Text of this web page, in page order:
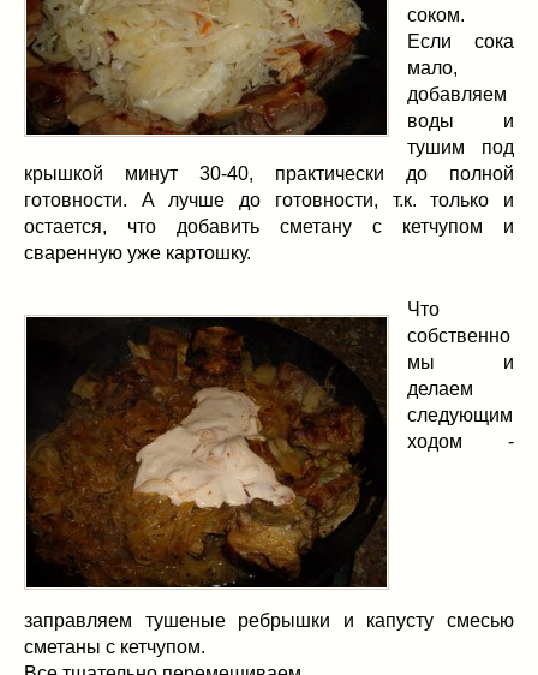
соком.
Если сока
мало,
добавляем
воды и
тушим под
крышкой минут 30-40, практически до полной
готовности. А лучше до готовности, т.к. только и
остается, что добавить сметану с кетчупом и
сваренную уже картошку.
Что
собственно
мы и
делаем
следующим
ходом -
заправляем тушеные ребрышки и капусту смесью
сметаны с кетчупом.